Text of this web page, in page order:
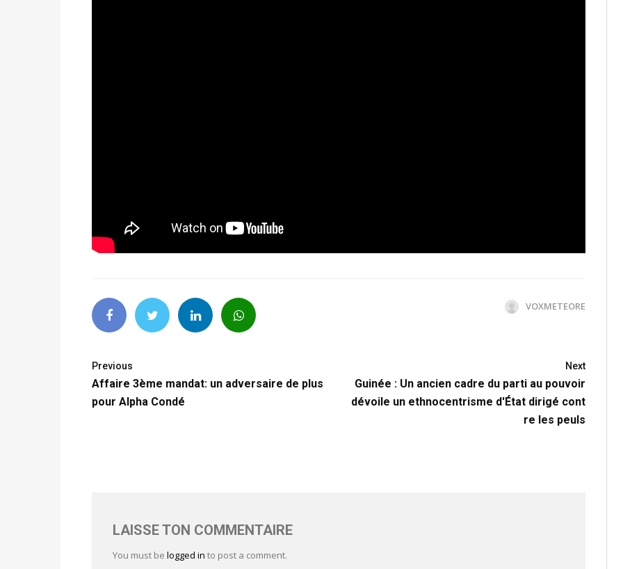
VOXMETEORE
Previous
Affaire 3ème mandat: un adversaire de plus
pour Alpha Condé
Next
Guinée : Un ancien cadre du parti au pouvoir
dévoile un ethnocentrisme d'État dirigé cont
re les peuls
LAISSE TON COMMENTAIRE
You must be logged in to post a comment.